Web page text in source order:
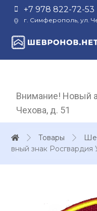
+7 978 822-72-53
г. Симферополь, ул.
Внимание! Новый
Чехова, д. 51
Товары
вный знак